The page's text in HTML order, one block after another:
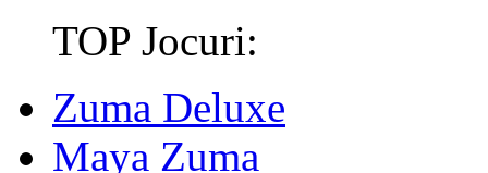
TOP Jocuri:
Zuma Deluxe
Maya Zuma